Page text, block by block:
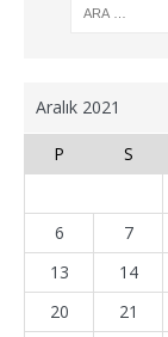
Aralık 2021
P S
6
7
13
14
20
21